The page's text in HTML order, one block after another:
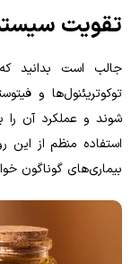
تقویت
جالب است بدانید
توکوتریئنول‌ها و
شوند و عملکرد آن
استفاده منظم از این
بیماری‌های گوناگون